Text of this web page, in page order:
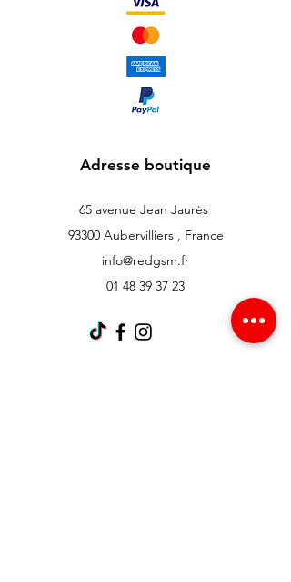
Adresse boutique
65 avenue Jean Jaurès
93300 Aubervilliers , France
info@redgsm.fr
01 48 39 37 23